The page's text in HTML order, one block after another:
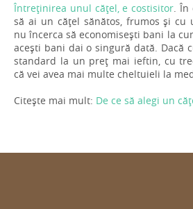
Întreținirea unul cățel, e costisitor. În
să ai un cățel sănătos, frumos și cu
nu încerca să economisești bani la
acești bani dai o singură dată. Dacă
standard la un preț mai ieftin, cu
că vei avea mai multe cheltuieli la
Citește mai mult: De ce să alegi un